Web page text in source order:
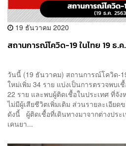
19 ธันวาคม 2020
สถานการณ์โควิด-19 ในไทย 19 ธ.
วันนี้ (19 ธันวาคม) สถานการณ์โควิด-
ใหม่เพิ่ม 34 ราย แบ่งเป็นการตรวจพบ
22 ราย และพบผู้ติดเชื้อในประเทศ ที่จั
ไม่มีผู้เสียชีวิตเพิ่มเติม ส่วนรายละเอียด
ดังนี้ ผู้ติดเชื้อที่เดินทางมาจากต่างประ
เคนยา...